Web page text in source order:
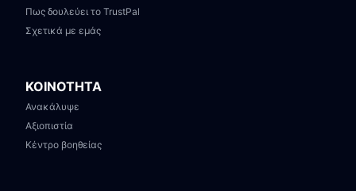
Πως δουλεύει το TrustPal
Σχετικά με εμάς
ΚΟΙΝΟΤΗΤΑ
Ανακάλυψε
Αξιοπιστία
Κέντρο βοηθείας